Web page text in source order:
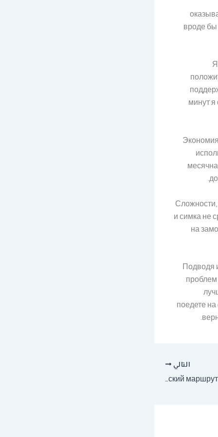
вроде бы
минут я
Сложности,
и симка не
на
Подводя
проблем
поедете на
التالي
Откройте Калининград: идеальный туристический маршрут по знаковым местам